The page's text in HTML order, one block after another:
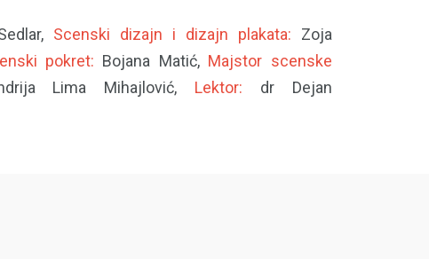
Scenski dizajn i dizajn plakata: Zoja
pokret: Bojana Matić, Majstor scenske
Lima Mihajlović, Lektor: dr Dejan